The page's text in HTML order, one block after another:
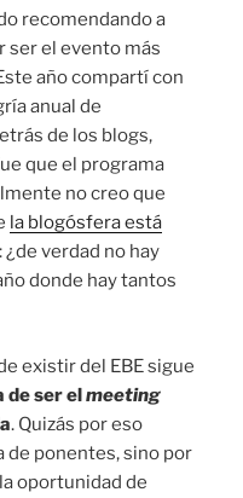
recomendando a
ser el evento más
año compartí con
anual de
de los blogs,
que el programa
no creo que
la blogósfera está
: ¿de verdad no hay
donde hay tantos
existir del EBE sigue
de ser elmeeting
. Quizás por eso
de ponentes, sino por
oportunidad de